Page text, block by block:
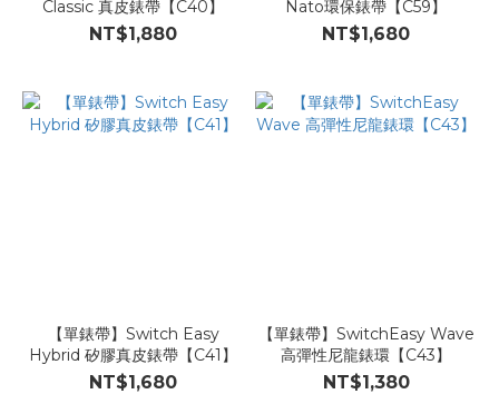
Classic 真皮錶帶【C40】
NT$1,880
Nato環保錶帶【C59】
NT$1,680
【單錶帶】Switch Easy
Hybrid 矽膠真皮錶帶【C41】
NT$1,680
【單錶帶】SwitchEasy Wave
高彈性尼龍錶環【C43】
NT$1,380